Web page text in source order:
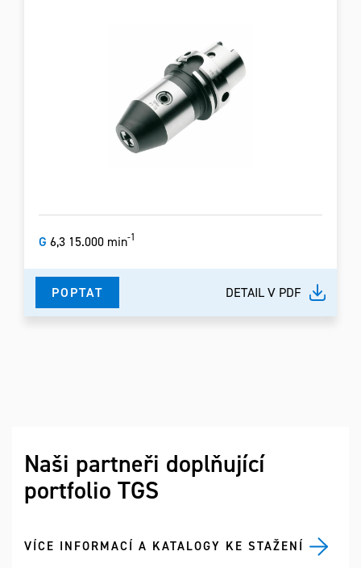
G 6,3 15.000 min-1
POPTAT DETAIL V PDF
Naši partneři doplňující
portfolio TGS
VÍCE INFORMACÍ A KATALOGY KE STAŽENÍ